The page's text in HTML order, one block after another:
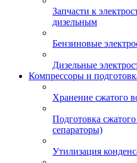
Запчасти к
дизельным
Бензиновые
Дизельные
Компрессоры и
Хранение сжатого
Подготовка
сепараторы)
Утилизация